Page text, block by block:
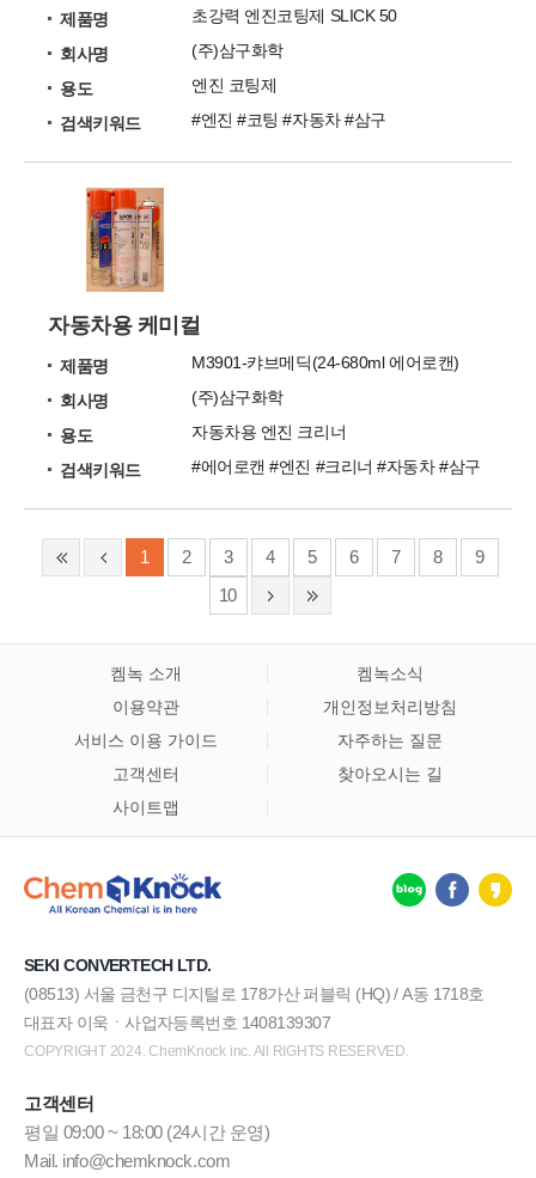
제품명
초강력 엔진코팅제 SLICK 50
회사명
(주)삼구화학
용도
엔진 코팅제
검색키워드
#엔진 #코팅 #자동차 #삼구
자동차용 케미컬
제품명
M3901-캬브메딕(24-680ml 에어로캔)
회사명
(주)삼구화학
용도
자동차용 엔진 크리너
검색키워드
#에어로캔 #엔진 #크리너 #자동차 #삼구
1 2 3 4 5 6 7 8
9
10
켐녹 소개
켐녹소식
이용약관
개인정보처리방침
서비스 이용 가이드
자주하는 질문
고객센터
찾아오시는 길
사이트맵
SEKI CONVERTECH LTD.
(08513) 서울 금천구 디지털로 178가산 퍼블릭 (HQ) / A동 1718호
대표자 이욱ㆍ사업자등록번호 1408139307
COPYRIGHT 2024. ChemKnock inc. All RIGHTS RESERVED.
고객센터
평일 09:00 ~ 18:00 (24시간 운영)
Mail. info@chemknock.com